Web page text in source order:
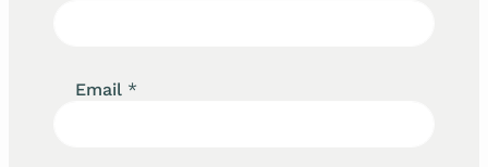
Email *